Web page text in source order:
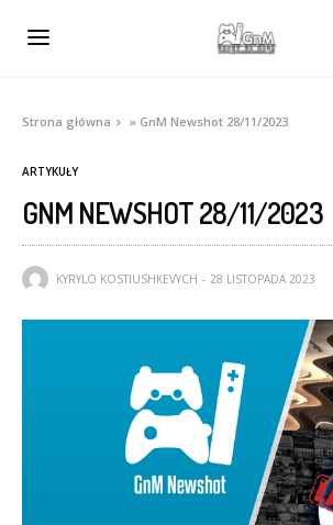
Strona główna » GnM Newshot 28/11/2023
ARTYKUŁY
GNM NEWSHOT 28/11/2023
KYRYLO KOSTIUSHKEVYCH 28 LISTOPADA 2023